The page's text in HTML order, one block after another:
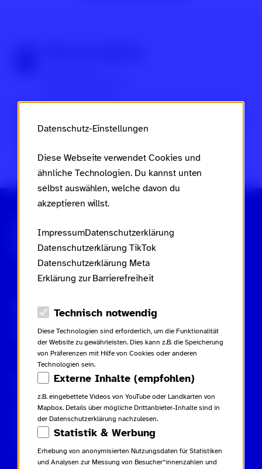
Dies ist ein Projekt desMinisteriums für Arbeit, Soziales,
Frauen, Familie und Jugend des Landes Rheinland-Pfalz
Landesaktionsplans gegen Rassismus
und Gruppenbezogene Menschenfeindlichkeit
Gebärdensprache Leichte Sprache
Inhaltsverzeichnis
Rechtliches
Datenschutzerklärung
Datenschutzerklärung TikTok
Datenschutzerklärung Meta
Erklärung zur Barrierefreiheit
Kampagne
Glossar
Beiträge
Downloads
Kontakt
Datenschutz-Einstellungen
Diese Webseite verwendet Cookies und
ähnliche Technologien. Du kannst unten
selbst auswählen, welche davon du
akzeptieren willst.
ImpressumDatenschutzerklärung
Datenschutzerklärung TikTok
Datenschutzerklärung Meta
Erklärung zur Barrierefreiheit
Datenschutz-Optionen
Technisch notwendig
Diese Technologien sind erforderlich, um die Funktionalität
der Website zu gewährleisten. Dies kann z.B. die Speicherung
von Präferenzen mit Hilfe von Cookies oder anderen
Technologien sein.
Externe Inhalte (empfohlen)
z.B. eingebettete Videos von YouTube oder Landkarten von
Mapbox. Details über mögliche Drittanbieter-Inhalte sind in
der Datenschutzerklärung nachzulesen.
Statistik & Werbung
Erhebung von anonymisierten Nutzungsdaten für Statistiken
und Analysen zur Messung von Besucher*innenzahlen und